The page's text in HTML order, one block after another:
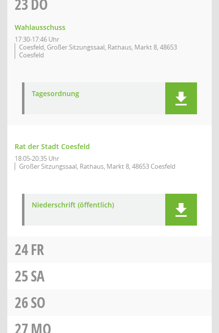
23DO
Wahlausschuss
17:30-17:46 Uhr
Coesfeld, Großer Sitzungssaal, Rathaus, Markt 8, 48653
Coesfeld
Tagesordnung
Rat der Stadt Coesfeld
18:05-20:35 Uhr
Großer Sitzungssaal, Rathaus, Markt 8, 48653 Coesfeld
Niederschrift (öffentlich)
24FR
25SA
26SO
27MO